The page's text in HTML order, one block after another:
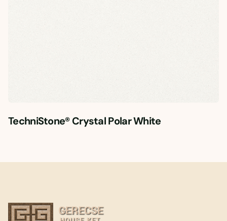
TechniStone® Crystal Polar White